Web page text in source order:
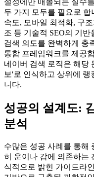
설정에만 매몰되는 실수
두 가지 모두를 필요로 합
속도, 모바일 최적화, 구
조 등 기술적 SEO의 기
검색 의도를 완벽하게 충
통합 프레임워크를 제공
네이버 검색 로직은 해당
보'로 인식하고 상위에
니다.
성공의 설계도:
분석
수많은 성공 사례를 통해
히 운이나 감에 의존하는
식적으로 밝힌 가이드라